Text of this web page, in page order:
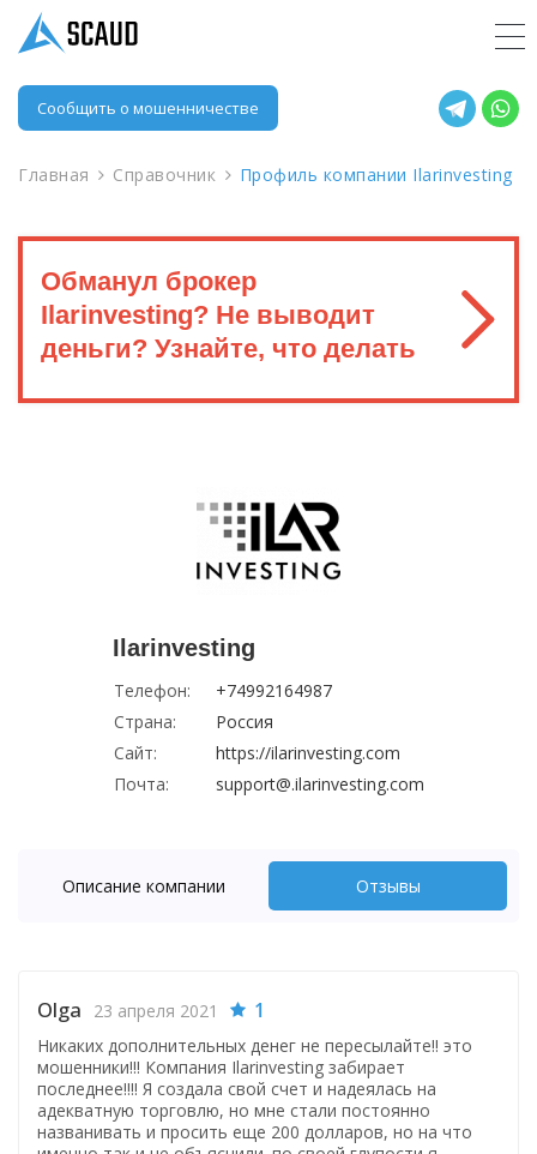
Сообщить о мошенничестве
Главная Справочник Профиль компании Ilarinvesting
Обманул брокер
Ilarinvesting? Не выводит
деньги? Узнайте, что делать
Ilarinvesting
Телефон:
+74992164987
Страна:
Россия
Сайт:
https://ilarinvesting.com
Почта:
support@.ilarinvesting.com
Описание компании Отзывы
Olga 23 апреля 2021 1
Никаких дополнительных денег не пересылайте!! это
мошенники!!! Компания Ilarinvesting забирает
последнее!!!! Я создала свой счет и надеялась на
адекватную торговлю, но мне стали постоянно
названивать и просить еще 200 долларов, но на что